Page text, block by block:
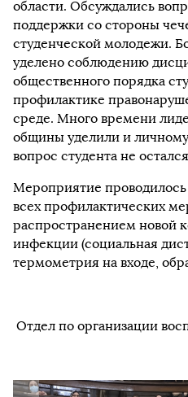
области. Обсуждались
поддержки со стороны
студенческой молодежи.
уделено соблюдению
общественного порядка
профилактике
среде. Много времени
общины уделили и
вопрос студента не
Мероприятие
всех профилактических
распространением новой
инфекции (социальная
термометрия на входе,
Отдел по организации